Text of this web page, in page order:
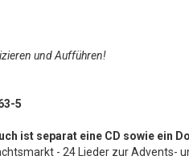
und Aufführen!
5
ist separat eine CD sowie ein
- 24 Lieder zur Advents-